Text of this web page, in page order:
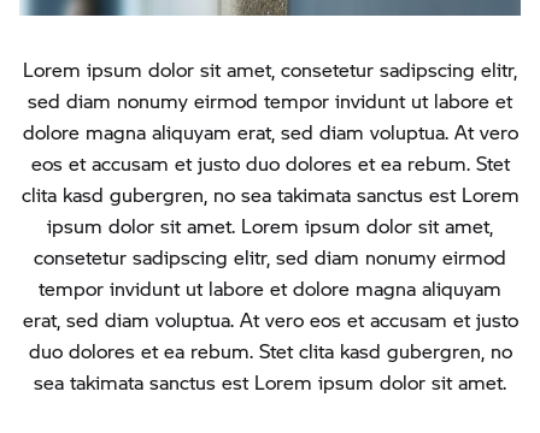
Lorem ipsum dolor sit amet, consetetur sadipscing elitr,
sed diam nonumy eirmod tempor invidunt ut labore et
dolore magna aliquyam erat, sed diam voluptua. At vero
eos et accusam et justo duo dolores et ea rebum. Stet
clita kasd gubergren, no sea takimata sanctus est Lorem
ipsum dolor sit amet. Lorem ipsum dolor sit amet,
consetetur sadipscing elitr, sed diam nonumy eirmod
tempor invidunt ut labore et dolore magna aliquyam
erat, sed diam voluptua. At vero eos et accusam et justo
duo dolores et ea rebum. Stet clita kasd gubergren, no
sea takimata sanctus est Lorem ipsum dolor sit amet.